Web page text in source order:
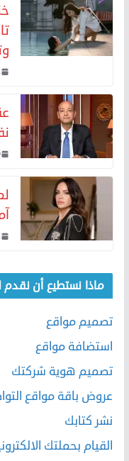
ماذا نستطيع أن نقدم
تصميم مواقع
استضافة مواقع
تصميم هوية شركتك
عروض باقة مواقع
نشر كتابك
القيام بحملتك